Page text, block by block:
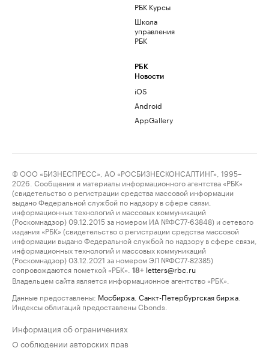
РБК Курсы
Школа
управления
РБК
РБК
Новости
iOS
Android
AppGallery
© ООО «БИЗНЕСПРЕСС», АО «РОСБИЗНЕСКОНСАЛТИНГ», 1995–
2026. Сообщения и материалы информационного агентства «РБК»
(свидетельство о регистрации средства массовой информации
выдано Федеральной службой по надзору в сфере связи,
информационных технологий и массовых коммуникаций
(Роскомнадзор) 09.12.2015 за номером ИА №ФС77-63848) и сетевого
издания «РБК» (свидетельство о регистрации средства массовой
информации выдано Федеральной службой по надзору в сфере связи,
информационных технологий и массовых коммуникаций
(Роскомнадзор) 03.12.2021 за номером ЭЛ №ФС77-82385)
сопровождаются пометкой «РБК».
18+ letters@rbc.ru
Владельцем сайта является информационное агентство «РБК».
Данные предоставлены: Мосбиржа Санкт-Петербургская биржа
Индексы облигаций предоставлены Cbonds.
Информация об ограничениях
О соблюдении авторских прав